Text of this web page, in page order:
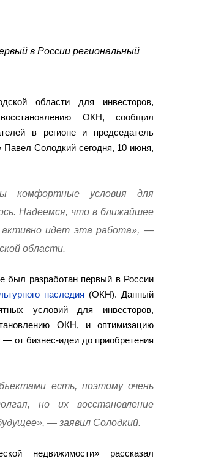
в России региональный
области для инвесторов,
ОКН, сообщил
в регионе и председатель
Павел Солодкий сегодня, 10 июня,
комфортные условия для
Надеемся, что в ближайшее
активно идет эта работа», —
области.
был разработан первый в России
наследия (ОКН). Данный
условий для инвесторов,
ОКН, и оптимизацию
— от бизнес-идеи до приобретения
есть, поэтому очень
но их восстановление
— заявил Солодкий.
недвижимости» рассказал